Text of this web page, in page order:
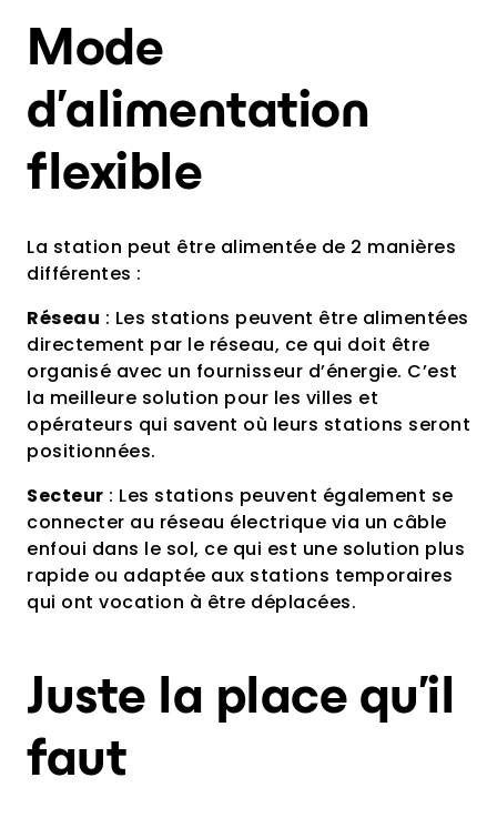
Mode
d’alimentation
flexible
La station peut être alimentée de 2 manières
différentes :
Réseau : Les stations peuvent être alimentées
directement par le réseau, ce qui doit être
organisé avec un fournisseur d’énergie. C’est
la meilleure solution pour les villes et
opérateurs qui savent où leurs stations seront
positionnées.
Secteur : Les stations peuvent également se
connecter au réseau électrique via un câble
enfoui dans le sol, ce qui est une solution plus
rapide ou adaptée aux stations temporaires
qui ont vocation à être déplacées.
Juste la place qu’il
faut